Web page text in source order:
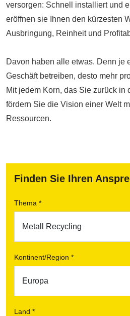
versorgen: Schnell installiert und
eröffnen sie Ihnen den kürzesten
Ausbringung, Reinheit und
Davon haben alle etwas. Denn je
Geschäft betreiben, desto mehr
Mit jedem Korn, das Sie zurück in
fördern Sie die Vision einer Welt
Ressourcen.
Finden Sie Ihren
Thema *
Kontinent/Region *
Land *